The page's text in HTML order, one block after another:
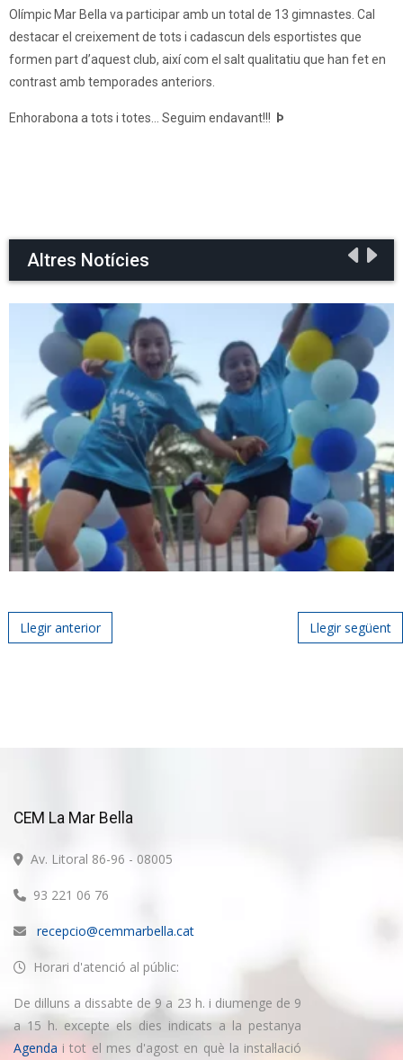
Olímpic Mar Bella va participar amb un total de 13 gimnastes. Cal
destacar el creixement de tots i cadascun dels esportistes que
formen part d’aquest club, així com el salt qualitatiu que han fet en
contrast amb temporades anteriors.
Enhorabona a tots i totes… Seguim endavant!!! Þ
Altres Notícies
Post navigation
Llegir anterior Llegir següent
CEM La Mar Bella
Av. Litoral 86-96 - 08005
93 221 06 76
recepcio@cemmarbella.cat
Horari d'atenció al públic:
De dilluns a dissabte de 9 a 23 h. i diumenge de 9
a 15 h. excepte els dies indicats a la pestanya
Agenda i tot el mes d'agost en què la instal·lació